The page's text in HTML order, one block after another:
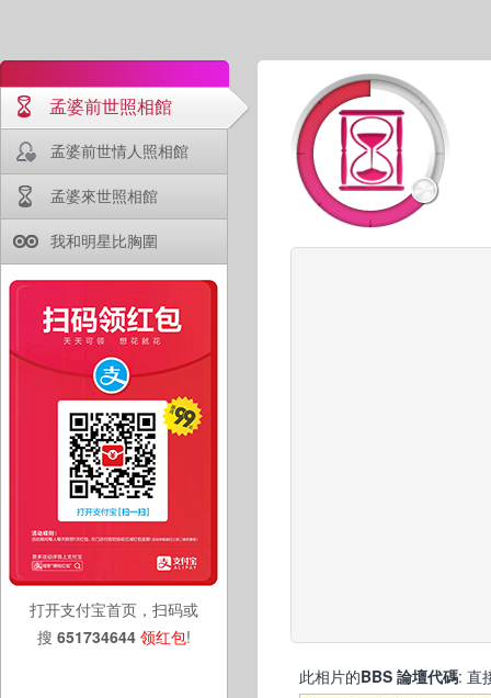
孟婆前世照相館
孟婆前世情人照相館
孟婆來世照相館
我和明星比胸圍
打开支付宝首页，扫码或
搜 651734644 领红包!
此相片的BBS 論壇代碼: 直